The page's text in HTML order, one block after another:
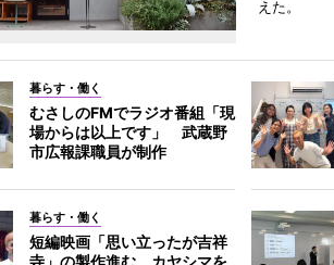
えた。
暮らす・働く
むさしのFMでラジオ番組「現
場からは以上です」 武蔵野
市広報課職員が制作
暮らす・働く
短編映画「思い立ったが吉祥
寺」の製作進む カヤシマを